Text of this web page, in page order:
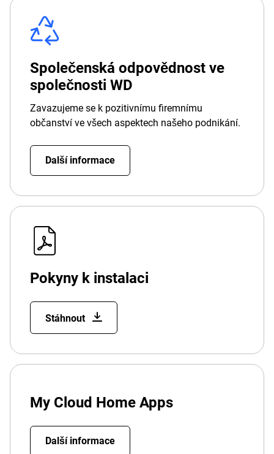
Společenská odpovědnost ve
společnosti WD
Zavazujeme se k pozitivnímu firemnímu
občanství ve všech aspektech našeho podnikání.
Další informace
Pokyny k instalaci
Stáhnout
My Cloud Home Apps
Další informace